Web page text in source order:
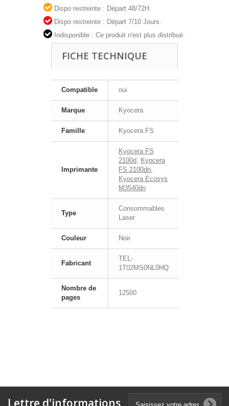
Dispo restreinte : Départ 48/72H.
Dispo restreinte : Départ 7/10 Jours.
Indisponible : Ce produit n'est plus distribué.
FICHE TECHNIQUE
Compatible oui
Marque Kyocera
Famille Kyocera FS
Imprimante
Kyocera FS
2100d, Kyocera
FS 2100dn,
Kyocera Ecosys
M3540dn
Type
Consommables
Laser
Couleur Noir
Fabricant
TEL-
1T02MS0NL0HQ
Nombre de
pages
12500
Lettre d'informations